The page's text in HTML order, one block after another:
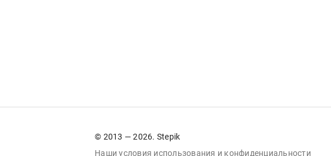
© 2013 — 2026. Stepik
Наши условия использования и конфиденциальности